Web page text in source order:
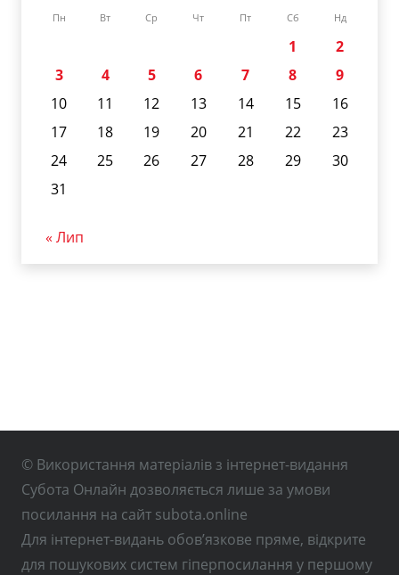
Пн Вт Ср Чт Пт Сб Нд
1
2
3
4 5 6 7 8
9
10
11 12 13 14 15
16
17
18 19 20 21 22
23
24
25 26 27 28 29
30
31
« Лип
© Використання матеріалів з інтернет-видання
Субота Онлайн дозволяється лише за умови
посилання на сайт subota.online
Для інтернет-видань обов’язкове пряме, відкрите
для пошукових систем гіперпосилання у першому